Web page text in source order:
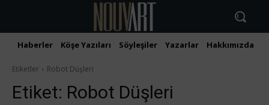
Haberler Köşe Yazıları Söyleşiler Yazarlar Hakkımızda
Etiketler Robot Düşleri
Etiket: Robot Düşleri